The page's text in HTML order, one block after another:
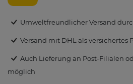
Umweltfreundlicher Versand
Versand mit DHL als versichertes
Auch Lieferung an Post-Filialen
möglich